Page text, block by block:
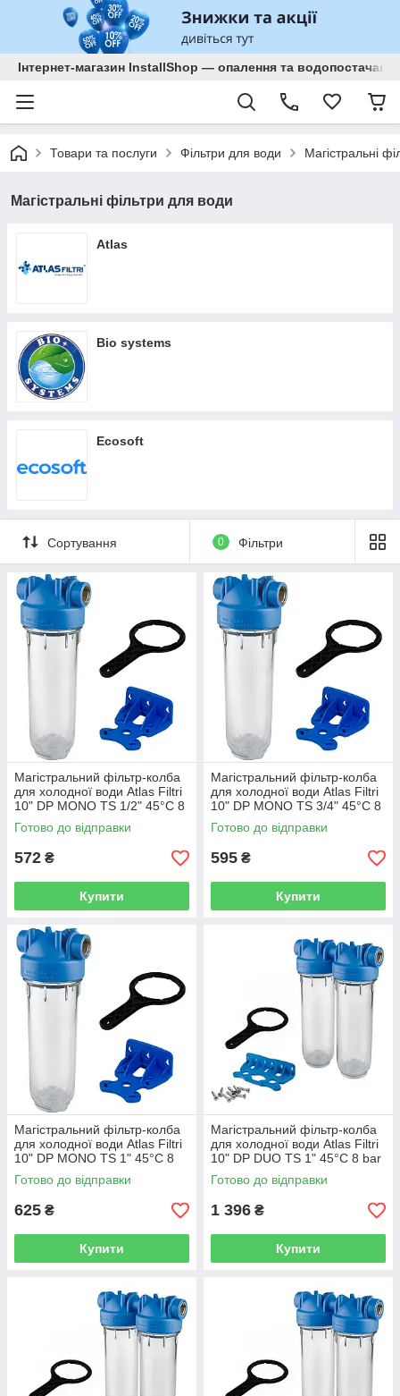
Інтернет-магазин InstallShop — опалення та водопостачання
Товари та послуги Фільтри для води Магістральні
Магістральні фільтри для води
Atlas
Bio systems
Ecosoft
Сортування 0 Фільтри
Магістральний фільтр-колба
для холодної води Atlas Filtri
10" DP MONO TS 1/2" 45°C 8
bar RA1280501
Готово до відправки
572 ₴
Купити
Магістральний фільтр-колба
для холодної води Atlas Filtri
10" DP MONO TS 3/4" 45°C 8
bar RA1280601
Готово до відправки
595 ₴
Купити
Магістральний фільтр-колба
для холодної води Atlas Filtri
10" DP MONO TS 1" 45°C 8
bar RA1280701
Готово до відправки
625 ₴
Купити
Магістральний фільтр-колба
для холодної води Atlas Filtri
10" DP DUO TS 1" 45°C 8 bar
ZA3120680
Готово до відправки
1 396 ₴
Купити